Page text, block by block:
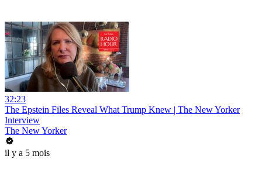
32:23
The Epstein Files Reveal What Trump Knew | The New Yorker
Interview
The New Yorker
il y a 5 mois